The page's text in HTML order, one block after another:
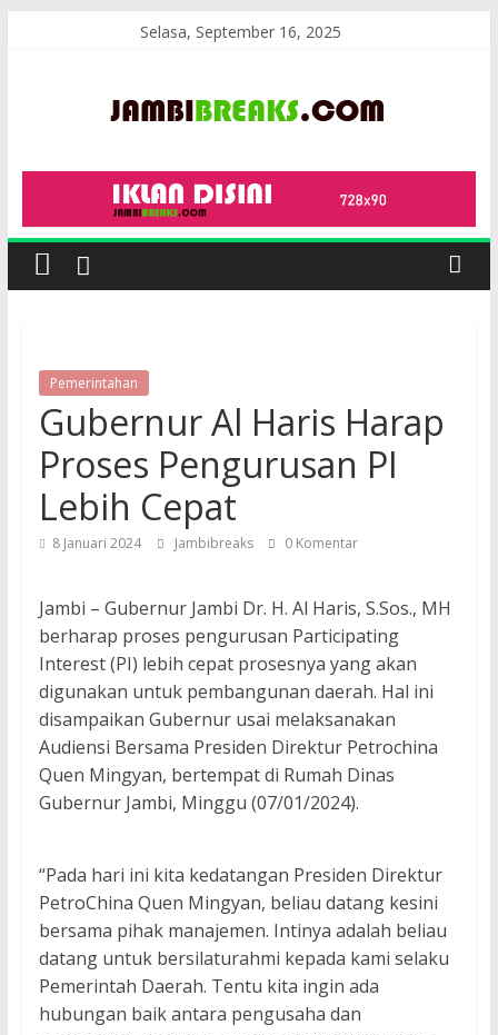
Selasa, September 16, 2025
JambiBreaks
Pemerintahan
Gubernur Al Haris Harap
Proses Pengurusan PI
Lebih Cepat
8 Januari 2024 Jambibreaks 0 Komentar
Jambi – Gubernur Jambi Dr. H. Al Haris, S.Sos., MH
berharap proses pengurusan Participating
Interest (PI) lebih cepat prosesnya yang akan
digunakan untuk pembangunan daerah. Hal ini
disampaikan Gubernur usai melaksanakan
Audiensi Bersama Presiden Direktur Petrochina
Quen Mingyan, bertempat di Rumah Dinas
Gubernur Jambi, Minggu (07/01/2024).
“Pada hari ini kita kedatangan Presiden Direktur
PetroChina Quen Mingyan, beliau datang kesini
bersama pihak manajemen. Intinya adalah beliau
datang untuk bersilaturahmi kepada kami selaku
Pemerintah Daerah. Tentu kita ingin ada
hubungan baik antara pengusaha dan